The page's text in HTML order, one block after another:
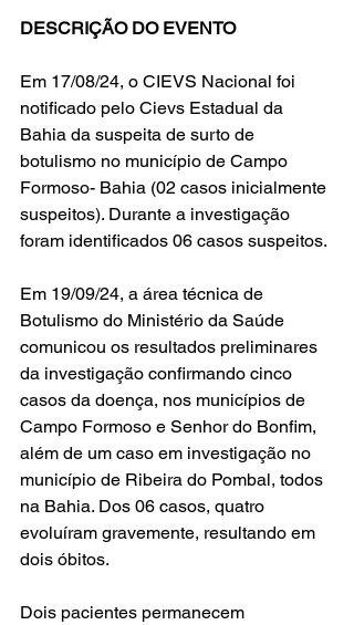
DESCRIÇÃO DO EVENTO
Em 17/08/24, o CIEVS Nacional foi
notificado pelo Cievs Estadual da
Bahia da suspeita de surto de
botulismo no município de Campo
Formoso- Bahia (02 casos inicialmente
suspeitos). Durante a investigação
foram identificados 06 casos suspeitos.
Em 19/09/24, a área técnica de
Botulismo do Ministério da Saúde
comunicou os resultados preliminares
da investigação confirmando cinco
casos da doença, nos municípios de
Campo Formoso e Senhor do Bonfim,
além de um caso em investigação no
município de Ribeira do Pombal, todos
na Bahia. Dos 06 casos, quatro
evoluíram gravemente, resultando em
dois óbitos.
Dois pacientes permanecem